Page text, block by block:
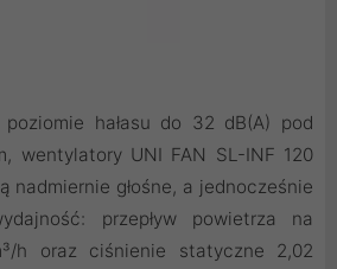
poziomie hałasu do 32 dB(A) pod
wentylatory UNI FAN SL-INF 120
nadmiernie głośne, a jednocześnie
przepływ powietrza na
h oraz ciśnienie statyczne 2,02